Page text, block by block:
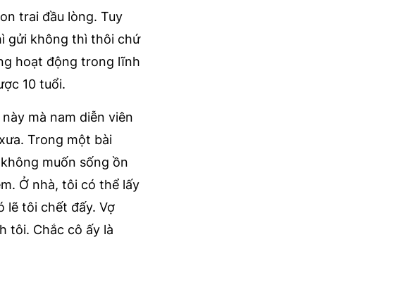
trai đầu lòng. Tuy
gửi không thì thôi chứ
hoạt động trong lĩnh
10 tuổi.
mà nam diễn viên
Trong một bài
muốn sống ồn
Ở nhà, tôi có thể lấy
lẽ tôi chết đấy. Vợ
tôi. Chắc cô ấy là